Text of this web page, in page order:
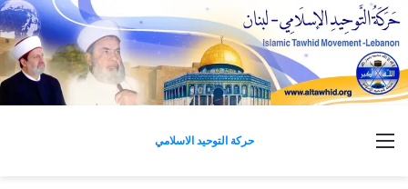
حركة التوحيد الاسلامي